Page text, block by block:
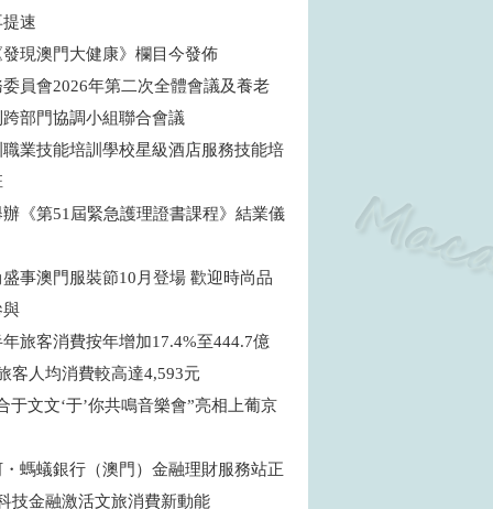
速
現澳門大健康》欄目今發佈
員會2026年第二次全體會議及養老
部門協調小組聯合會議
業技能培訓學校星級酒店服務技能培
《第51屆緊急護理證書課程》結業儀
事澳門服裝節10月登場 歡迎時尚品
與
旅客消費按年增加17.4%至444.7億
客人均消費較高達4,593元
于文文‘于’你共鳴音樂會”亮相上葡京
螞蟻銀行（澳門）金融理財服務站正
技金融激活文旅消費新動能